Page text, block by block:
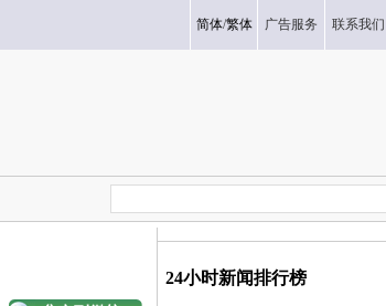
简体/繁体 广告服务 联系我们
24小时新闻排行榜